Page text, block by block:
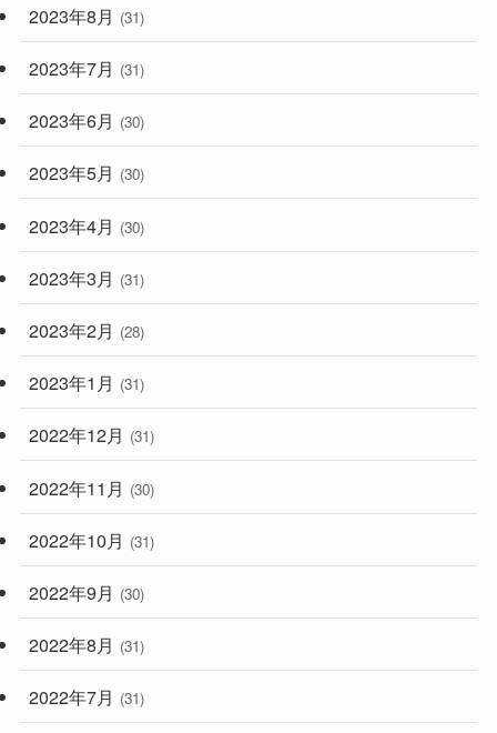
2023年8月 (31)
2023年7月 (31)
2023年6月 (30)
2023年5月 (30)
2023年4月 (30)
2023年3月 (31)
2023年2月 (28)
2023年1月 (31)
2022年12月 (31)
2022年11月 (30)
2022年10月 (31)
2022年9月 (30)
2022年8月 (31)
2022年7月 (31)